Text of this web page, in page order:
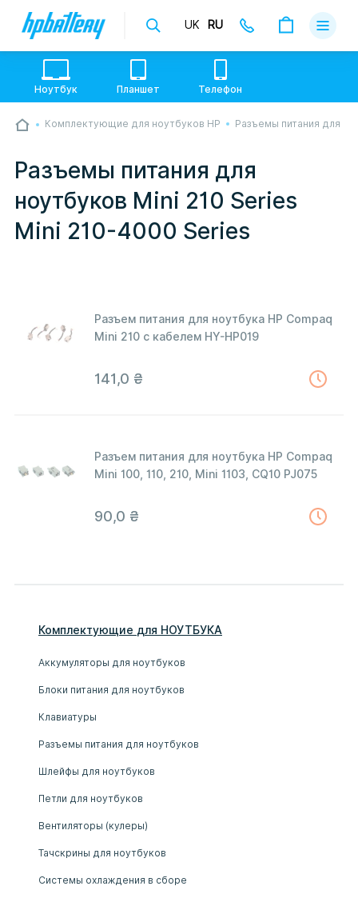
💙💛 Слава УкраЇні! Ми працюємо. Надсилаємо
Опрацьовуємо замовлення у звичному графіку
настільки швидко, як можемо. Якщо буде затримка
- пробачте, швидше за все у нас лунає повітряна
тривога. Але ми виліземо зі сховища і
перетелефонуємо вам.
UK RU
Доставка
Ноутбук Планшет Телефон
Комплектующие для ноутбуков HP Разъемы питания для
Разъемы питания для
ноутбуков Mini 210 Series
Mini 210-4000 Series
Разъем питания для ноутбука HP Compaq
Mini 210 с кабелем HY-HP019
141,0 ₴
Разъем питания для ноутбука HP Compaq
Mini 100, 110, 210, Mini 1103, CQ10 PJ075
90,0 ₴
Комплектующие для НОУТБУКА
Аккумуляторы для ноутбуков
Блоки питания для ноутбуков
Клавиатуры
Разъемы питания для ноутбуков
Шлейфы для ноутбуков
Петли для ноутбуков
Вентиляторы (кулеры)
Тачскрины для ноутбуков
Системы охлаждения в сборе